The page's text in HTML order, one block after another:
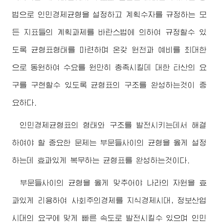
법으로 인민경제균형을 설정하고 계획수자를 규정하는 모
든 지표들의 계획과제를 바란스법에 의하여 규정할수 있
도록 균형표형태를 마련하며 온갖 원천과 예비를 최대한
으로 동원하여 수요를 원만히 충족시킬데 대한 타산의 요
구를 구현할수 있도록 균형표의 구조를 완성하는것이 중
요하다.
인민경제균형표의 형태와 구조를 발전시키는데서 해결
하여야 할 중요한 문제는 부문들사이의 균형을 옳게 설정
하는데 효과있게 복무하는 균형표를 완성하는것이다.
부문들사이의 균형을 옳게 맞추어야 나라의 자원을 효
과있게 리용하여 사회주의경제를 지식경제시대, 정보산업
시대의 요구에 맞게 빠른 속도로 발전시킬수 있으며 인민